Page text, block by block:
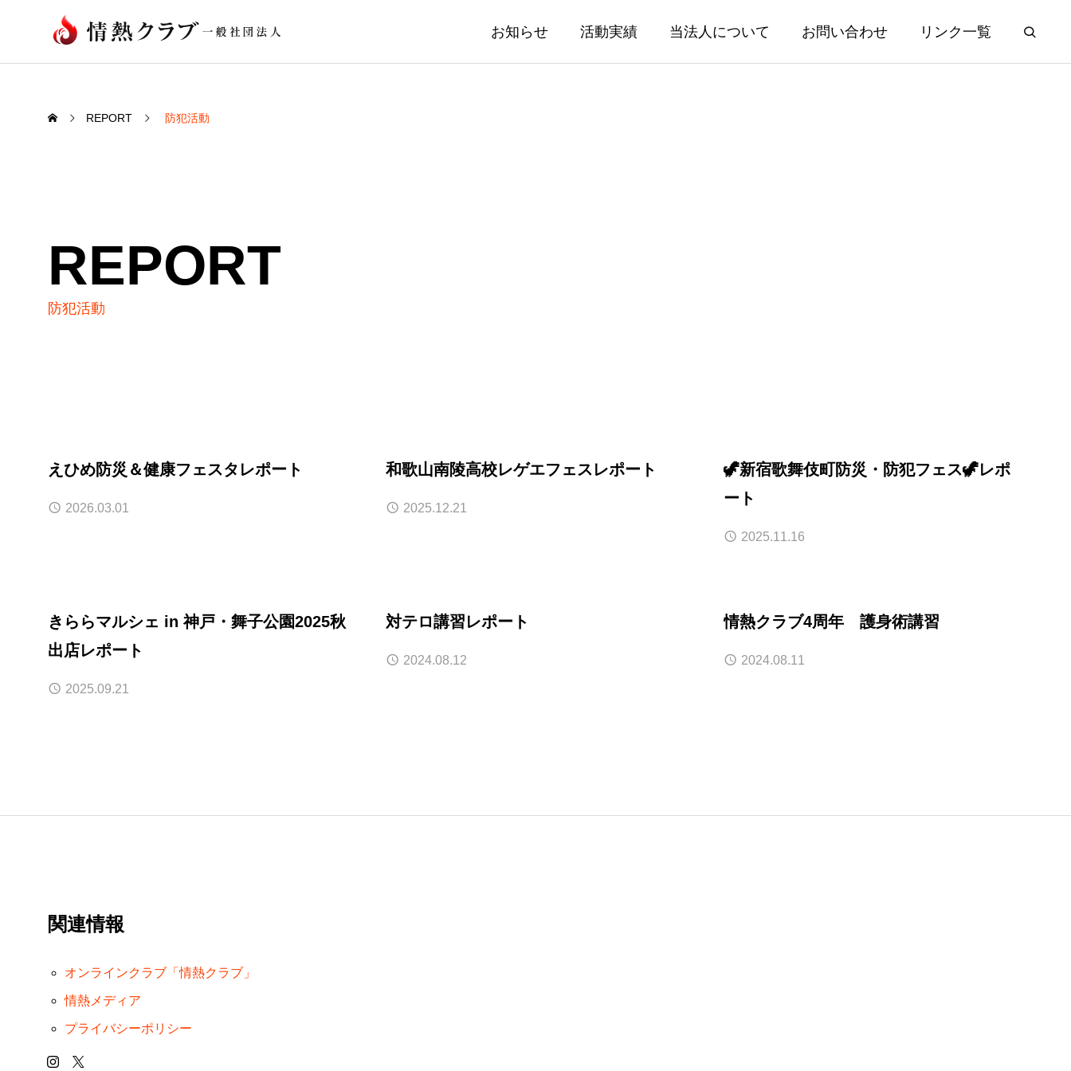
お知らせ 活動実績 当法人について お問い合わせ リンク一覧
REPORT 防犯活動
REPORT
防犯活動
えひめ防災＆健康フェスタレポート
2026.03.01
和歌山南陵高校レゲエフェスレポート
2025.12.21
🦖新宿歌舞伎町防災・防犯フェス🦖レポ
ート
2025.11.16
きららマルシェ in 神戸・舞子公園2025秋
出店レポート
2025.09.21
対テロ講習レポート
2024.08.12
情熱クラブ4周年 護身術講習
2024.08.11
関連情報
オンラインクラブ「情熱クラブ」
情熱メディア
プライバシーポリシー